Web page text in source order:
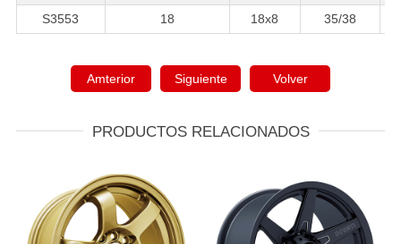
S3553
18 18x8 35/38
Amterior Siguiente Volver
PRODUCTOS RELACIONADOS